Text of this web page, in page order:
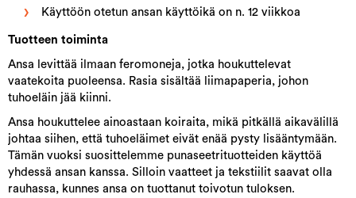
Käyttöön otetun ansan käyttöikä on n. 12 viikkoa
Tuotteen toiminta
Ansa levittää ilmaan feromoneja, jotka houkuttelevat
vaatekoita puoleensa. Rasia sisältää liimapaperia, johon
tuhoeläin jää kiinni.
Ansa houkuttelee ainoastaan koiraita, mikä pitkällä aikavälillä
johtaa siihen, että tuhoeläimet eivät enää pysty lisääntymään.
Tämän vuoksi suosittelemme punaseetrituotteiden käyttöä
yhdessä ansan kanssa. Silloin vaatteet ja tekstiilit saavat olla
rauhassa, kunnes ansa on tuottanut toivotun tuloksen.